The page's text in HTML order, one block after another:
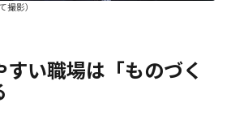
撮影）
い職場は「ものづく